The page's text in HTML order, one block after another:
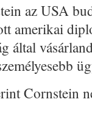
az USA
amerikai
által
Cornstein